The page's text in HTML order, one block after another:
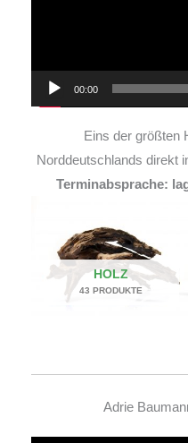
00:00
Eins der größten
Norddeutschlands direkt
Terminabsprache:
HOLZ
43 PRODUKTE
Adrie